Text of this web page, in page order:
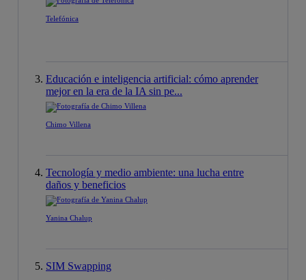
Telefónica
Educación e inteligencia artificial: cómo aprender
mejor en la era de la IA sin pe...
Chimo Villena
Tecnología y medio ambiente: una lucha entre
daños y beneficios
Yanina Chalup
SIM Swapping